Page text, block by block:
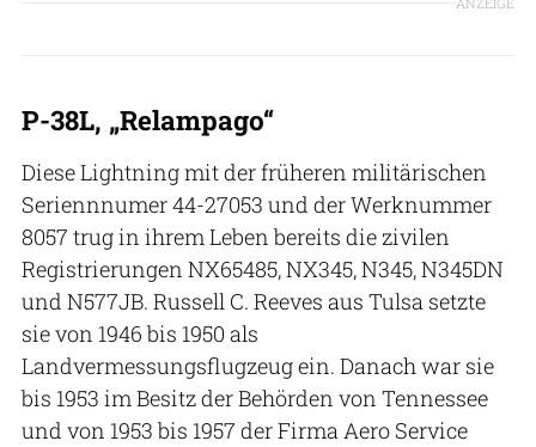
P-38L, „Relampago“
Diese Lightning mit der früheren militärischen
Seriennnumer 44-27053 und der Werknummer
8057 trug in ihrem Leben bereits die zivilen
Registrierungen NX65485, NX345, N345, N345DN
und N577JB. Russell C. Reeves aus Tulsa setzte
sie von 1946 bis 1950 als
Landvermessungsflugzeug ein. Danach war sie
bis 1953 im Besitz der Behörden von Tennessee
und von 1953 bis 1957 der Firma Aero Service